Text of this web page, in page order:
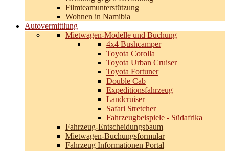
Filmteamunterstützung
Wohnen in Namibia
Autovermittlung
Mietwagen-Modelle und Buchung
4x4 Bushcamper
Toyota Corolla
Toyota Urban Cruiser
Toyota Fortuner
Double Cab
Expeditionsfahrzeug
Landcruiser
Safari Stretcher
Fahrzeugbeispiele - Südafrika
Fahrzeug-Entscheidungsbaum
Mietwagen-Buchungsformular
Fahrzeug Informationen Portal